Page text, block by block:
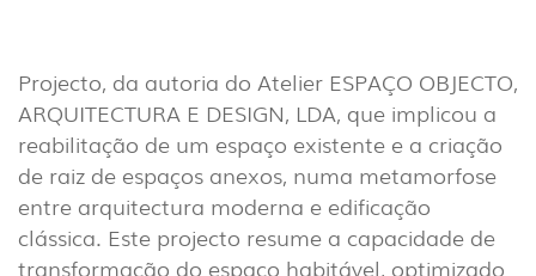
EXTERIOR (22)
INDUSTRIAL (7)
Projecto, da autoria do Atelier ESPAÇO OBJECTO,
ARQUITECTURA E DESIGN, LDA, que implicou a
reabilitação de um espaço existente e a criação
de raiz de espaços anexos, numa metamorfose
entre arquitectura moderna e edificação
clássica. Este projecto resume a capacidade de
transformação do espaço habitável, optimizado